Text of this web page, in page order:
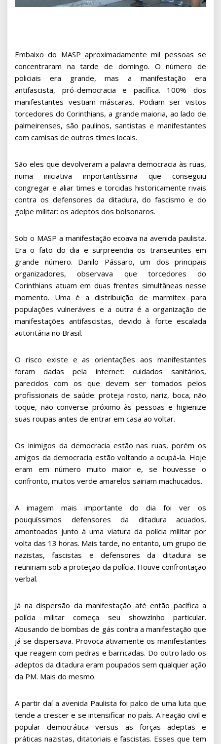
Embaixo do MASP aproximadamente mil pessoas se
concentraram na tarde de domingo. O número de
policiais era grande, mas a manifestação era
antifascista, pró-democracia e pacífica. 100% dos
manifestantes vestiam máscaras. Podiam ser vistos
torcedores do Corinthians, a grande maioria, ao lado de
palmeirenses, são paulinos, santistas e manifestantes
com camisas de outros times locais.
São eles que devolveram a palavra democracia às ruas,
numa iniciativa importantíssima que conseguiu
congregar e aliar times e torcidas historicamente rivais
contra os defensores da ditadura, do fascismo e do
golpe militar: os adeptos dos bolsonaros.
Sob o MASP a manifestação ecoava na avenida paulista.
Era o fato do dia e surpreendia os transeuntes em
grande número. Danilo Pássaro, um dos principais
organizadores, observava que torcedores do
Corinthians atuam em duas frentes simultâneas nesse
momento. Uma é a distribuição de marmitex para
populações vulneráveis e a outra é a organização de
manifestações antifascistas, devido à forte escalada
autoritária no Brasil.
O risco existe e as orientações aos manifestantes
foram dadas pela internet: cuidados sanitários,
parecidos com os que devem ser tomados pelos
profissionais de saúde: proteja rosto, nariz, boca, não
toque, não converse próximo às pessoas e higienize
suas roupas antes de entrar em casa ao voltar.
Os inimigos da democracia estão nas ruas, porém os
amigos da democracia estão voltando a ocupá-la. Hoje
eram em número muito maior e, se houvesse o
confronto, muitos verde amarelos sairiam machucados.
A imagem mais importante do dia foi ver os
pouquíssimos defensores da ditadura acuados,
amontoados junto à uma viatura da polícia militar por
volta das 13 horas. Mais tarde, no entanto, um grupo de
nazistas, fascistas e defensores da ditadura se
reuniriam sob a proteção da polícia. Houve confrontação
verbal.
Já na dispersão da manifestação até então pacífica a
polícia militar começa seu showzinho particular.
Abusando de bombas de gás contra a manifestação que
já se dispersava. Provoca ativamente os manifestantes
que reagem com pedras e barricadas. Do outro lado os
adeptos da ditadura eram poupados sem qualquer ação
da PM. Mais do mesmo.
A partir daí a avenida Paulista foi palco de uma luta que
tende a crescer e se intensificar no país. A reação civil e
popular democrática versus as forças adeptas e
práticas nazistas, ditatoriais e fascistas. Esses que tem